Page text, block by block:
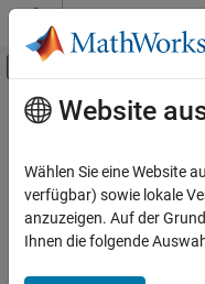
Weiter zum Inhalt
Umschaltung
Startseite der Dokumentation
Hauptinhalt
How
Website
Wählen Sie eine Website
verfügbar) sowie lokale
anzuzeigen. Auf der
Ihnen die folgende